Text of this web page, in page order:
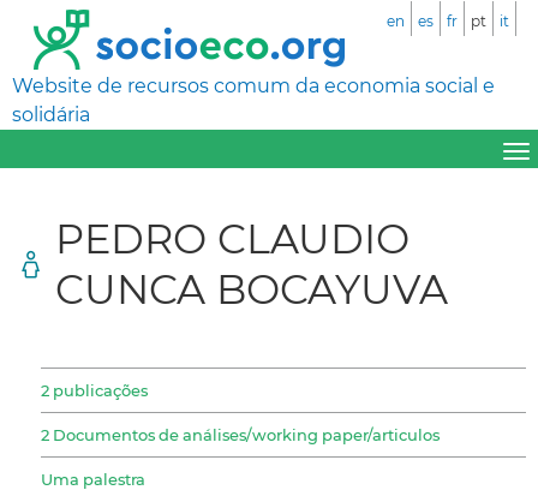
Website de recursos comum da economia social e
solidária
en es fr pt it
PEDRO CLAUDIO
CUNCA BOCAYUVA
2 publicações
2 Documentos de análises/working paper/articulos
Uma palestra